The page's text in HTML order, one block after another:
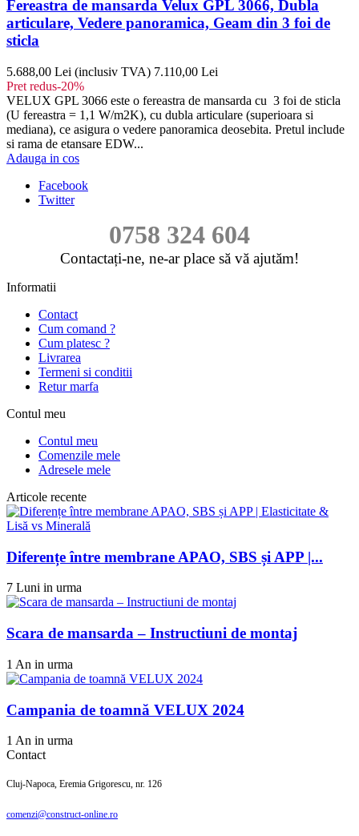
Fereastra de mansarda Velux GPL 3066, Dubla
articulare, Vedere panoramica, Geam din 3 foi de
sticla
5.688,00 Lei (inclusiv TVA) 7.110,00 Lei
Pret redus-20%
VELUX GPL 3066 este o fereastra de mansarda cu 3 foi de sticla
(U fereastra = 1,1 W/m2K), cu dubla articulare (superioara si
mediana), ce asigura o vedere panoramica deosebita. Pretul include
si rama de etansare EDW...
Adauga in cos
Facebook
Twitter
0758 324 604
Contactați-ne, ne-ar place să vă ajutăm!
Informatii
Contact
Cum comand ?
Cum platesc ?
Livrarea
Termeni si conditii
Retur marfa
Contul meu
Contul meu
Comenzile mele
Adresele mele
Articole recente
Diferențe între membrane APAO, SBS și APP |...
7 Luni in urma
Scara de mansarda – Instructiuni de montaj
1 An in urma
Campania de toamnă VELUX 2024
1 An in urma
Contact
Cluj-Napoca, Eremia Grigorescu, nr. 126
comenzi@construct-online.ro